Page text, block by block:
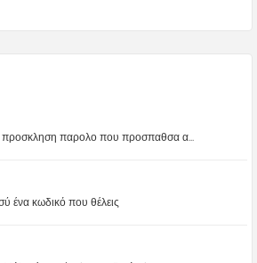
προσκληση παρολο που προσπαθσα α...
ένα κωδικό που θέλεις